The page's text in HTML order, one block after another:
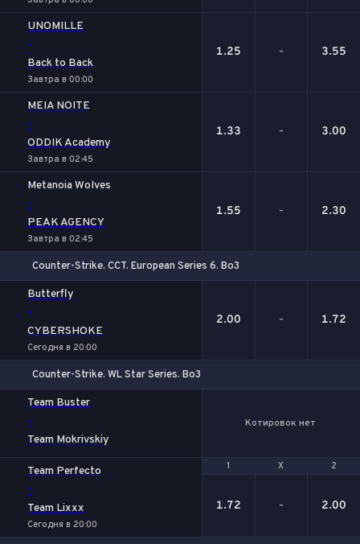
UNOMILLE
-
Back to Back
Завтра в 00:00
1.25 - 3.55
MEIA NOITE
-
ODDIK Academy
Завтра в 02:45
1.33 - 3.00
Metanoia Wolves
-
PEAK AGENCY
Завтра в 02:45
1.55 - 2.30
Counter-Strike. CCT. European Series 6. Bo3
Butterfly
-
CYBERSHOKE
Сегодня в 20:00
2.00 - 1.72
Counter-Strike. WL Star Series. Bo3
Team Buster
-
Team Mokrivskiy
Котировок нет
1 Х 2
Team Perfecto
-
Team Lixxx
Сегодня в 20:00
1 Х 2
1.72 - 2.00